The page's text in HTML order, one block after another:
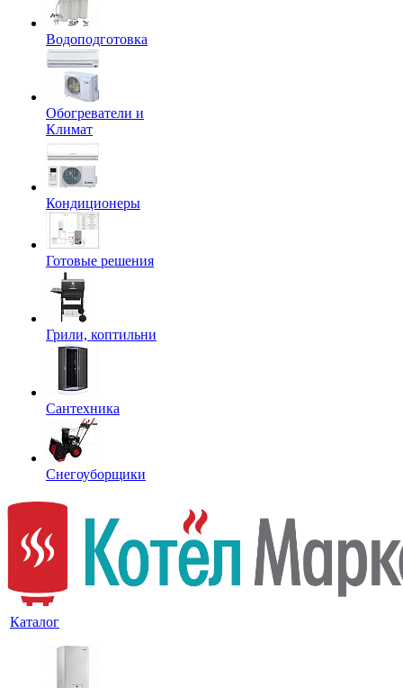
Водоподготовка
Обогреватели и
Климат
Кондиционеры
Готовые решения
Грили, коптильни
Сантехника
Снегоуборщики
Каталог